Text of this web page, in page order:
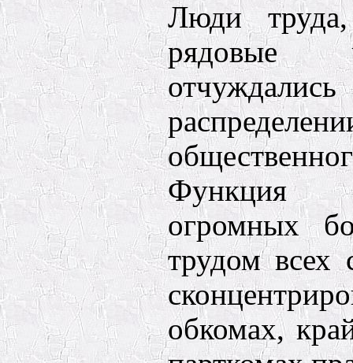
Люди
рядовые
Функция
огромных
трудом всех
обкомах,